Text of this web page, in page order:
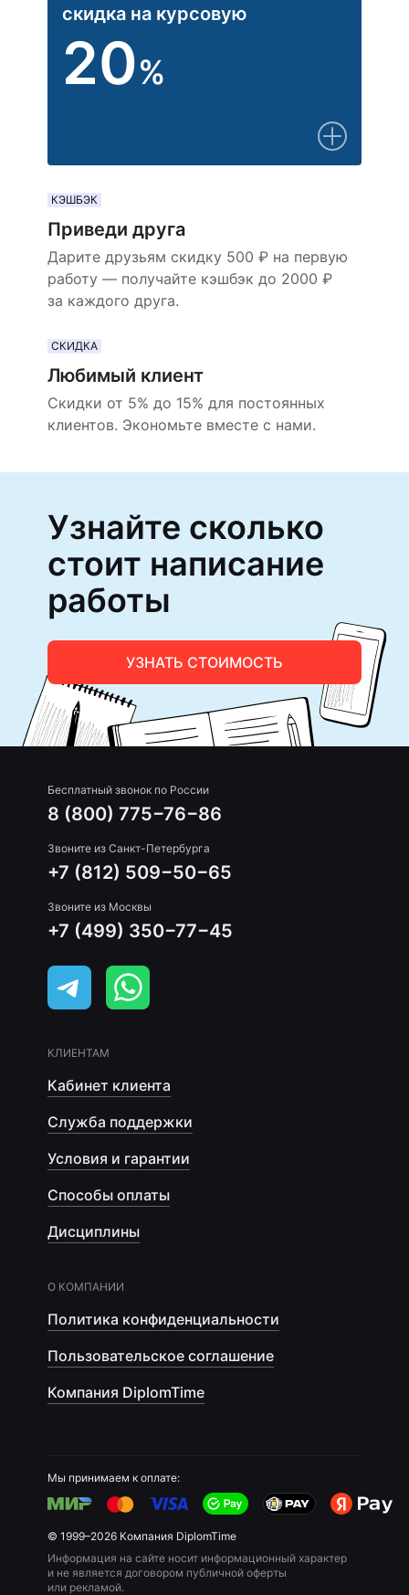
скидка на курсовую
20%
КЭШБЭК
Приведи друга
Дарите друзьям скидку 500 ₽ на первую
работу — получайте кэшбэк до 2000 ₽
за каждого друга.
СКИДКА
Любимый клиент
Скидки от 5% до 15% для постоянных
клиентов. Экономьте вместе с нами.
Узнайте сколько
стоит написание
работы
УЗНАТЬ СТОИМОСТЬ
Бесплатный звонок по России
8 (800) 775−76−86
Звоните из Санкт-Петербурга
+7 (812) 509−50−65
Звоните из Москвы
+7 (499) 350−77−45
КЛИЕНТАМ
Кабинет клиента
Служба поддержки
Условия и гарантии
Способы оплаты
Дисциплины
О КОМПАНИИ
Политика конфиденциальности
Пользовательское соглашение
Компания DiplomTime
Мы принимаем к оплате:
© 1999–2026 Компания DiplomTime
Информация на сайте носит информационный характер
и не является договором публичной оферты
или рекламой.